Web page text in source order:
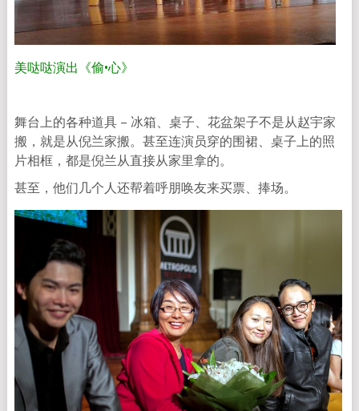
美哒哒演出《偷•心》
舞台上的各种道具 – 冰箱、桌子、花盆架子不是从赵宇家
搬，就是从倪兰家搬。甚至连演员穿的围裙、桌子上的照
片相框，都是倪兰从直接从家里拿的。
甚至，他们几个人还帮着呼朋唤友来买票、捧场。